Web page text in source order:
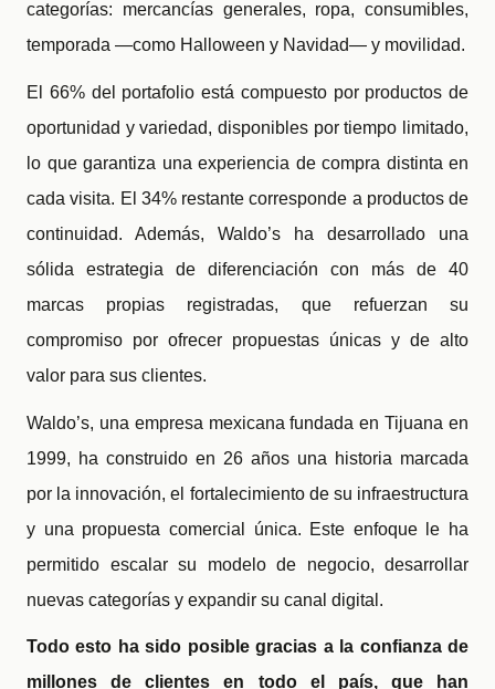
categorías: mercancías generales, ropa, consumibles,
temporada —como Halloween y Navidad— y movilidad.
El 66% del portafolio está compuesto por productos de
oportunidad y variedad, disponibles por tiempo limitado,
lo que garantiza una experiencia de compra distinta en
cada visita. El 34% restante corresponde a productos de
continuidad. Además, Waldo’s ha desarrollado una
sólida estrategia de diferenciación con más de 40
marcas propias registradas, que refuerzan su
compromiso por ofrecer propuestas únicas y de alto
valor para sus clientes.
Waldo’s, una empresa mexicana fundada en Tijuana en
1999, ha construido en 26 años una historia marcada
por la innovación, el fortalecimiento de su infraestructura
y una propuesta comercial única. Este enfoque le ha
permitido escalar su modelo de negocio, desarrollar
nuevas categorías y expandir su canal digital.
Todo esto ha sido posible gracias a la confianza de
millones de clientes en todo el país, que han